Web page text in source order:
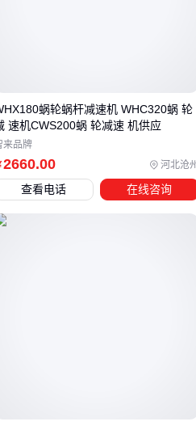
机、减速机构和滚筒合为一体，
。而液压马达减速机虽然初始成
建议先确认这些关键差异点是否
2660.00 河北沧
蜗轮蜗杆减速机 WHC320蜗 轮
速机CWS200蜗 轮减速 机供应
来品牌
查看电话 在线咨询